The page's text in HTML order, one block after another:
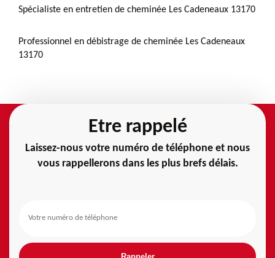
Spécialiste en entretien de cheminée Les Cadeneaux 13170
Professionnel en débistrage de cheminée Les Cadeneaux
13170
Etre rappelé
Laissez-nous votre numéro de téléphone et nous
vous rappellerons dans les plus brefs délais.